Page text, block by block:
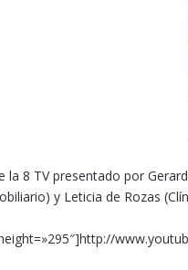
la 8 TV presentado por
y Leticia de Rozas